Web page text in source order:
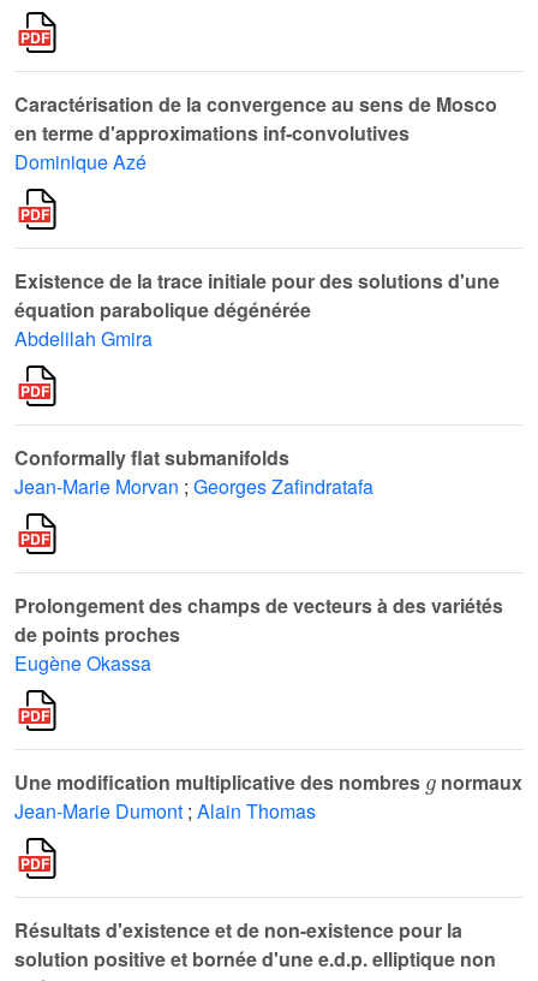
Caractérisation de la convergence au sens de Mosco
en terme d'approximations inf-convolutives
Dominique Azé
Existence de la trace initiale pour des solutions d'une
équation parabolique dégénérée
Abdelilah Gmira
Conformally flat submanifolds
Jean-Marie Morvan ; Georges Zafindratafa
Prolongement des champs de vecteurs à des variétés
de points proches
Eugène Okassa
Une modification multiplicative des nombres
normaux
Jean-Marie Dumont ; Alain Thomas
Résultats d'existence et de non-existence pour la
solution positive et bornée d'une e.d.p. elliptique non